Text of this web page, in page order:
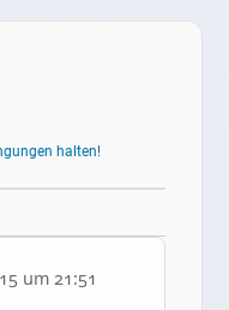
halten!
um 21:51